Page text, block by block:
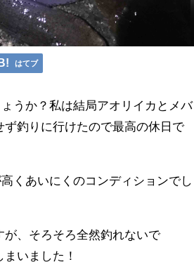
はてブ
うか？私は結局アオリイカとメバ
釣りに行けたので最高の休日で
くあいにくのコンディションでし
、そろそろ全然釣れないで
いました！